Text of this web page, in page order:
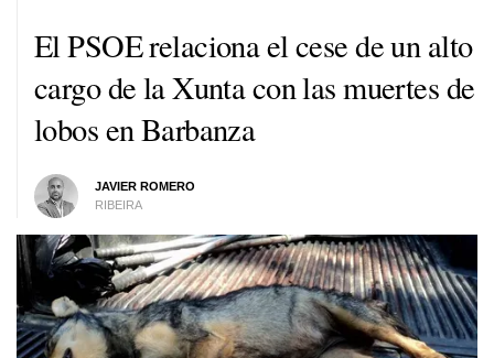
El PSOE relaciona el cese de un alto
cargo de la Xunta con las muertes de
lobos en Barbanza
JAVIER ROMERO
RIBEIRA